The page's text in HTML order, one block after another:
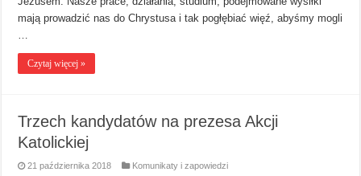
mają prowadzić nas do Chrystusa i tak pogłębiać więź, abyśmy mogli
Czytaj więcej »
Trzech kandydatów na prezesa Akcji
Katolickiej
21 października 2018 Komunikaty i zapowiedzi